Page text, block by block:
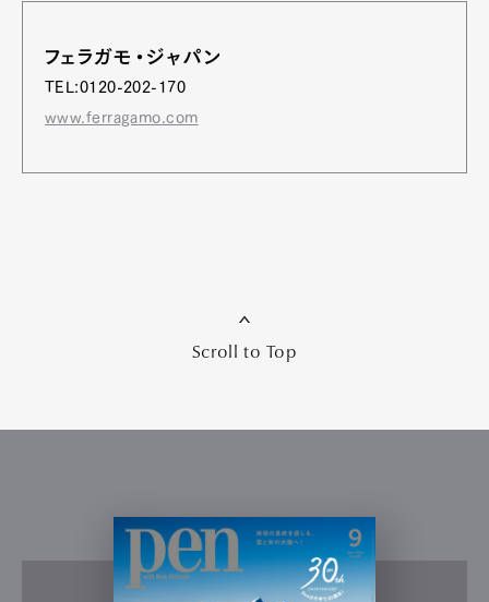
フェラガモ・ジャパン
TEL:0120-202-170
www.ferragamo.com
Scroll to Top